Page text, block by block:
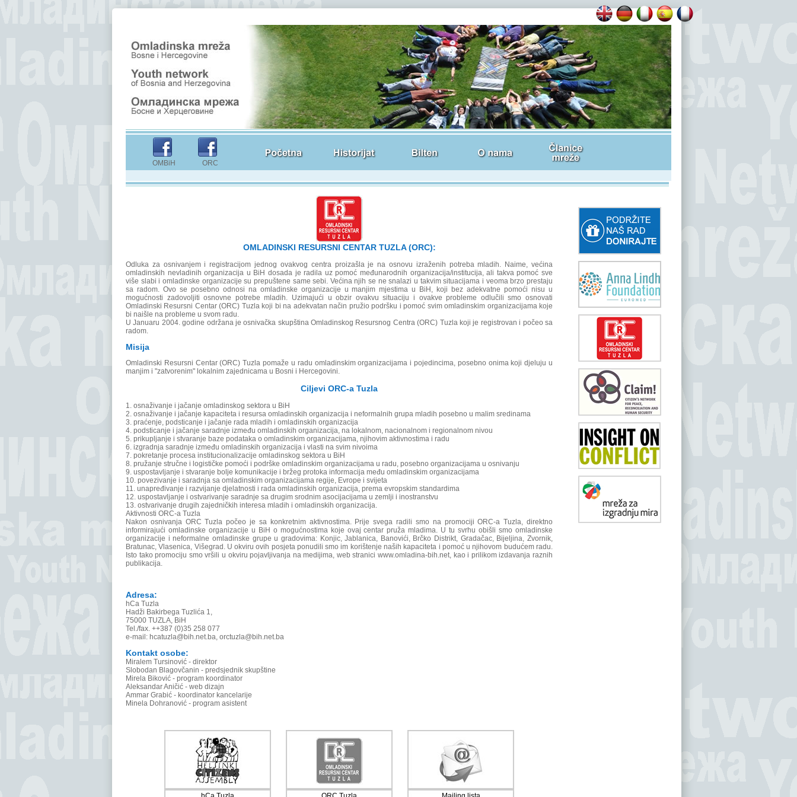
OMBiH ORC
OMLADINSKI RESURSNI CENTAR TUZLA (ORC):
Odluka za osnivanjem i registracijom jednog ovakvog centra proizašla je na osnovu izraženih potreba mladih. Naime, većina
omladinskih nevladinih organizacija u BiH dosada je radila uz pomoć međunarodnih organizacija/institucija, ali takva pomoć sve
više slabi i omladinske organizacije su prepuštene same sebi. Većina njih se ne snalazi u takvim situacijama i veoma brzo prestaju
sa radom. Ovo se posebno odnosi na omladinske organizacije u manjim mjestima u BiH, koji bez adekvatne pomoći nisu u
mogućnosti zadovoljiti osnovne potrebe mladih. Uzimajući u obzir ovakvu situaciju i ovakve probleme odlučili smo osnovati
Omladinski Resursni Centar (ORC) Tuzla koji bi na adekvatan način pružio podršku i pomoć svim omladinskim organizacijama koje
bi naišle na probleme u svom radu.
U Januaru 2004. godine održana je osnivačka skupština Omladinskog Resursnog Centra (ORC) Tuzla koji je registrovan i počeo sa
radom.
Misija
Omladinski Resursni Centar (ORC) Tuzla pomaže u radu omladinskim organizacijama i pojedincima, posebno onima koji djeluju u
manjim i "zatvorenim" lokalnim zajednicama u Bosni i Hercegovini.
Ciljevi ORC-a Tuzla
1. osnaživanje i jačanje omladinskog sektora u BiH
2. osnaživanje i jačanje kapaciteta i resursa omladinskih organizacija i neformalnih grupa mladih posebno u malim sredinama
3. praćenje, podsticanje i jačanje rada mladih i omladinskih organizacija
4. podsticanje i jačanje saradnje između omladinskih organizacija, na lokalnom, nacionalnom i regionalnom nivou
5. prikupljanje i stvaranje baze podataka o omladinskim organizacijama, njihovim aktivnostima i radu
6. izgradnja saradnje između omladinskih organizacija i vlasti na svim nivoima
7. pokretanje procesa institucionalizacije omladinskog sektora u BiH
8. pružanje stručne i logističke pomoći i podrške omladinskim organizacijama u radu, posebno organizacijama u osnivanju
9. uspostavljanje i stvaranje bolje komunikacije i bržeg protoka informacija među omladinskim organizacijama
10. povezivanje i saradnja sa omladinskim organizacijama regije, Evrope i svijeta
11. unapređivanje i razvijanje djelatnosti i rada omladinskih organizacija, prema evropskim standardima
12. uspostavljanje i ostvarivanje saradnje sa drugim srodnim asocijacijama u zemlji i inostranstvu
13. ostvarivanje drugih zajedničkih interesa mladih i omladinskih organizacija.
Aktivnosti ORC-a Tuzla
Nakon osnivanja ORC Tuzla počeo je sa konkretnim aktivnostima. Prije svega radili smo na promociji ORC-a Tuzla, direktno
informirajući omladinske organizacije u BiH o mogućnostima koje ovaj centar pruža mladima. U tu svrhu obišli smo omladinske
organizacije i neformalne omladinske grupe u gradovima: Konjic, Jablanica, Banovići, Brčko Distrikt, Gradačac, Bijeljina, Zvornik,
Bratunac, Vlasenica, Višegrad. U okviru ovih posjeta ponudili smo im korištenje naših kapaciteta i pomoć u njihovom budućem radu.
Isto tako promociju smo vršili u okviru pojavljivanja na medijima, web stranici www.omladina-bih.net, kao i prilikom izdavanja raznih
publikacija.
Adresa:
hCa Tuzla
Hadži Bakirbega Tuzlića 1,
75000 TUZLA, BiH
Tel./fax. ++387 (0)35 258 077
e-mail: hcatuzla@bih.net.ba, orctuzla@bih.net.ba
Kontakt osobe:
Miralem Tursinović - direktor
Slobodan Blagovčanin - predsjednik skupštine
Mirela Biković - program koordinator
Aleksandar Aničić - web dizajn
Ammar Grabić - koordinator kancelarije
Minela Dohranović - program asistent